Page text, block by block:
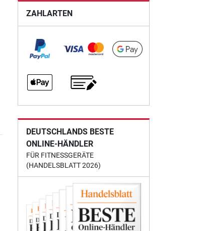
ZAHLARTEN
DEUTSCHLANDS BESTE
ONLINE-HÄNDLER
FÜR FITNESSGERÄTE
(HANDELSBLATT 2026)